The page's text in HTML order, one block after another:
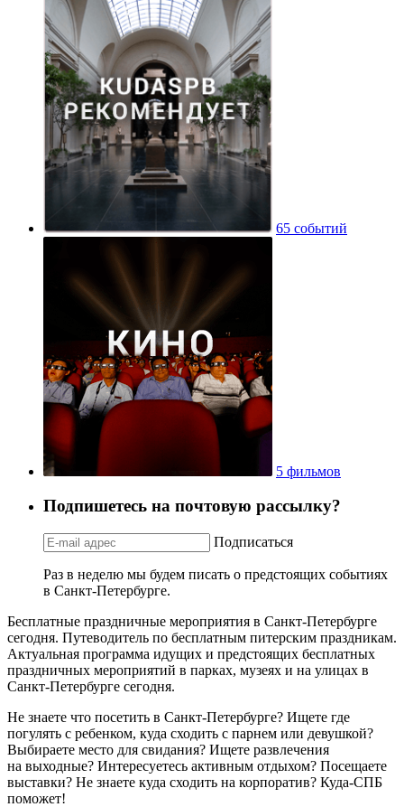
65 событий
5 фильмов
Подпишетесь на почтовую рассылку?
Подписаться
Раз в неделю мы будем писать о предстоящих событиях
в Санкт-Петербурге.
Бесплатные праздничные мероприятия в Санкт-Петербурге
сегодня. Путеводитель по бесплатным питерским праздникам.
Актуальная программа идущих и предстоящих бесплатных
праздничных мероприятий в парках, музеях и на улицах в
Санкт-Петербурге сегодня.
Не знаете что посетить в Санкт-Петербурге? Ищете где
погулять с ребенком, куда сходить с парнем или девушкой?
Выбираете место для свидания? Ищете развлечения
на выходные? Интересуетесь активным отдыхом? Посещаете
выставки? Не знаете куда сходить на корпоратив? Куда-СПБ
поможет!